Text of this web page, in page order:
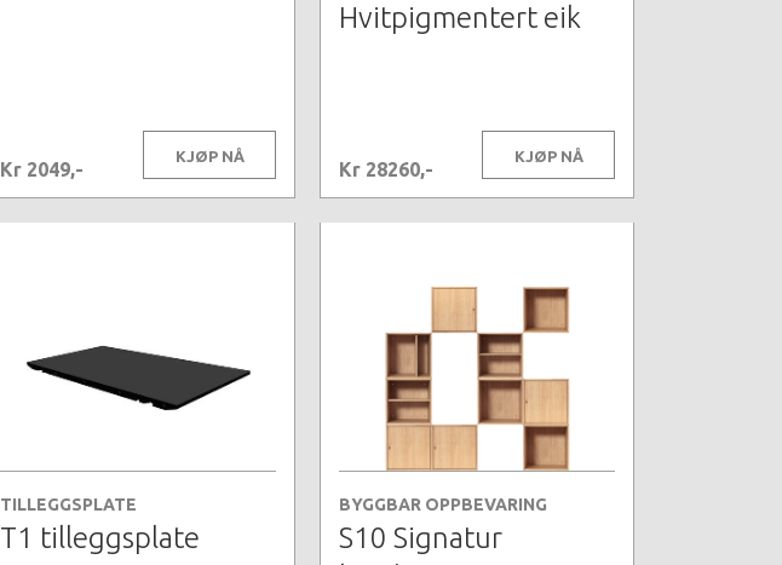
Kr 2049,-
KJØP NÅ
Hvitpigmentert eik
Kr 28260,-
KJØP NÅ
TILLEGGSPLATE
T1 tilleggsplate
BYGGBAR OPPBEVARING
S10 Signatur